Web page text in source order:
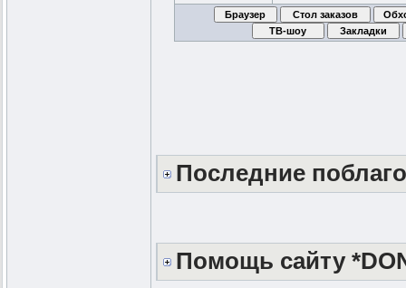
Последние
Помощь сайту